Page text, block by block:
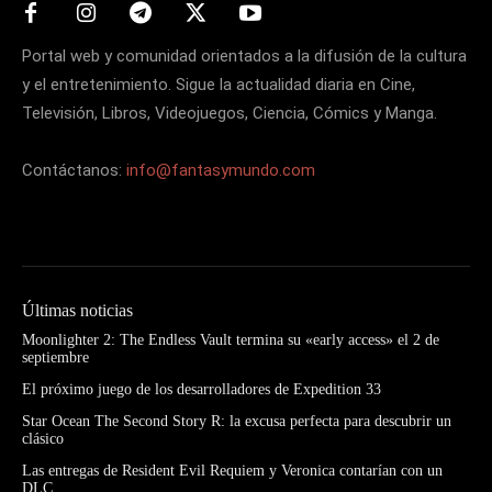
Portal web y comunidad orientados a la difusión de la cultura
y el entretenimiento. Sigue la actualidad diaria en Cine,
Televisión, Libros, Videojuegos, Ciencia, Cómics y Manga.
Contáctanos: info@fantasymundo.com
Últimas noticias
Moonlighter 2: The Endless Vault termina su «early access» el 2 de
septiembre
El próximo juego de los desarrolladores de Expedition 33
Star Ocean The Second Story R: la excusa perfecta para descubrir un
clásico
Las entregas de Resident Evil Requiem y Veronica contarían con un
DLC